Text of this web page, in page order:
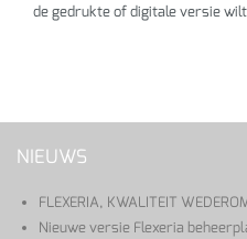
de gedrukte of digitale versie
NIEUWS
FLEXERIA, KWALITEIT
Nieuwe versie Flexeria